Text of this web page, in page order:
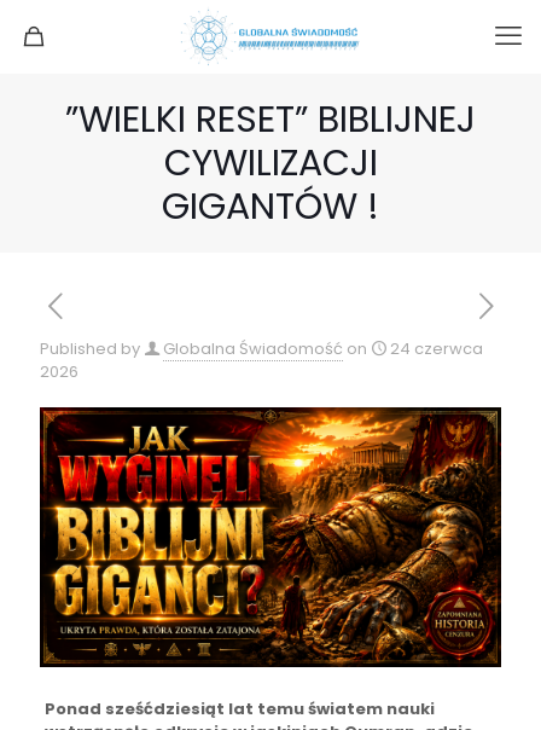
”WIELKI RESET” BIBLIJNEJ
CYWILIZACJI
GIGANTÓW !
Published by Globalna Świadomość on
24 czerwca
2026
Ponad sześćdziesiąt lat temu światem nauki